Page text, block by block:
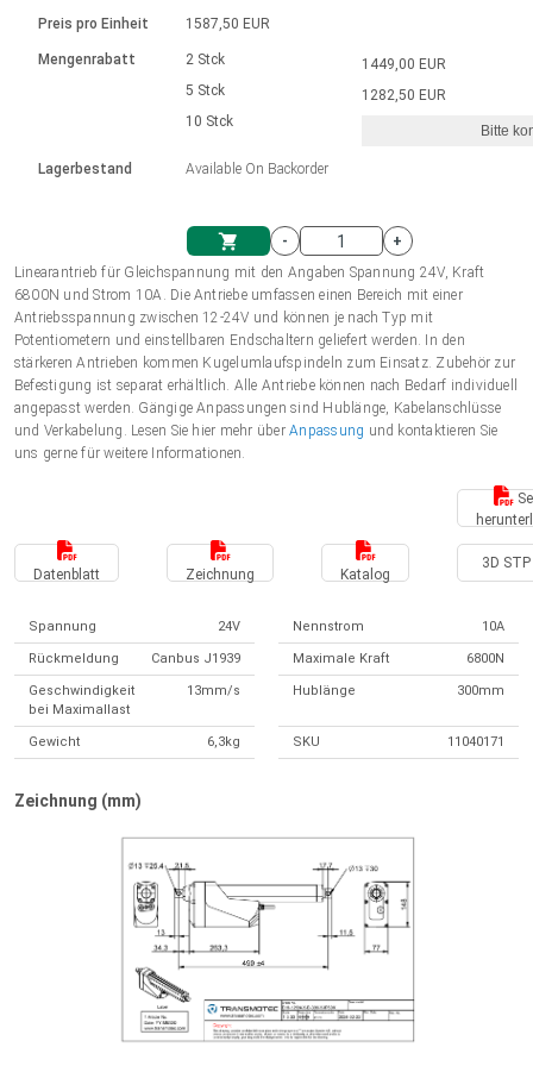
Einheitssystem
Einkaufswagen
Hubmagnete
230 - 50 Hz | 110 - 60 Hz
Drehzahlregelung für die AIS-Serie
Bürstenlose Gleichstrommotoren
mit Planetengetriebe und internem
Ø 28-42| 1-1400 rpm | <= 290Ncm
Bürstenlose DC Motor Controller
Gleichstrommotoren mit
Schneckengetriebe und Bürsten
Ø43-124mm | 31-425rpm | ≤ 41Nm
Treiber für Gleichstrommotoren mit
Synchron-Asynchron | für 1-4 Elektrozylinder
Synchron-Asynchron | für 1-4 Elektrozylinder
Français (EUR)
Polski (EUR)
Norsk (NOK)
Suomi (EUR)
Preis pro Einheit
Mengenrabatt
Lagerbestand
1587,50 EUR
2 Stck
5 Stck
10 Stck
Available On Backorder
1449,00 EUR
1282,50 EUR
Bitte
-
+
Linearantrieb für Gleichspannung mit den Angaben Spannung 24V, Kraft
6800N und Strom 10A. Die Antriebe umfassen einen Bereich mit einer
Antriebsspannung zwischen 12-24V und können je nach Typ mit
Potentiometern und einstellbaren Endschaltern geliefert werden. In den
stärkeren Antrieben kommen Kugelumlaufspindeln zum Einsatz. Zubehör zur
Befestigung ist separat erhältlich. Alle Antriebe können nach Bedarf individuell
angepasst werden. Gängige Anpassungen sind Hublänge, Kabelanschlüsse
und Verkabelung. Lesen Sie hier mehr überAnpassung und kontaktieren Sie
uns gerne für weitere Informationen.
Datenblatt Zeichnung Katalog
3D STP
Spannung 24V Nennstrom 10A
Rückmeldung Canbus J1939 Maximale Kraft 6800N
Geschwindigkeit
bei Maximallast
13mm/s Hublänge 300mm
Gewicht 6,3kg SKU 11040171
Zeichnung (mm)